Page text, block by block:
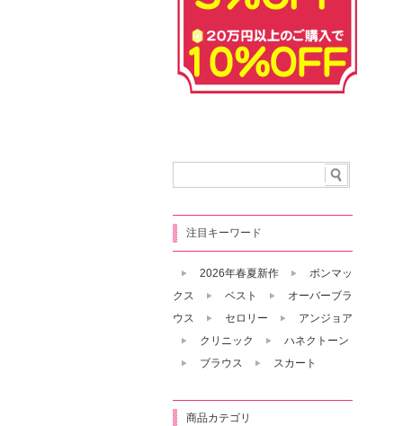
注目キーワード
2026年春夏新作
ボンマッ
クス
ベスト
オーバーブラ
ウス
セロリー
アンジョア
クリニック
ハネクトーン
ブラウス
スカート
商品カテゴリ